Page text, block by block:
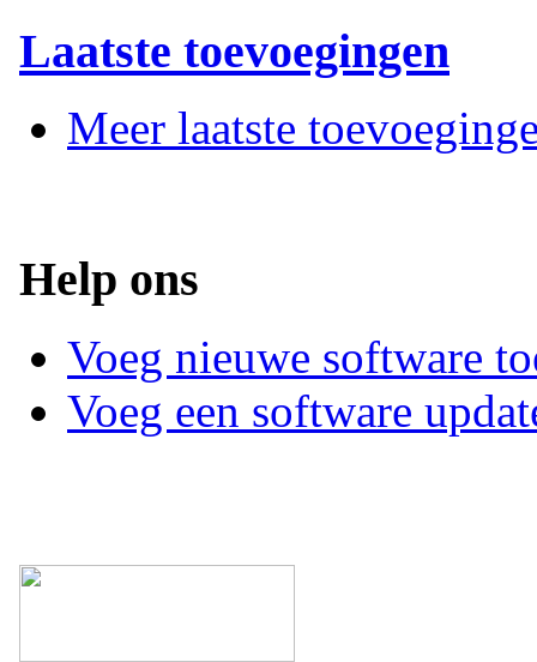
Laatste toevoegingen
Meer laatste
Help ons
Voeg nieuwe software
Voeg een software